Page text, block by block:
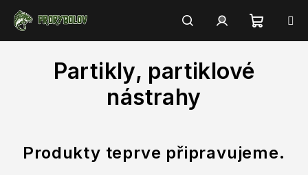
obsah
HledatPřihlášení
Partikly, partiklové
nástrahy
Produkty teprve připravujeme.